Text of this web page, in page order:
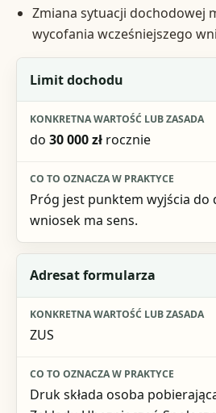
Zmiana sytuacji dochodowej
wycofania wcześniejszego
Element
Konkretna wartość lub zasada
Limit dochodu
do 30 000 złrocznie
Próg jest punktem wyjścia do
wniosek ma sens.
Adresat formularza
ZUS
Druk składa osoba